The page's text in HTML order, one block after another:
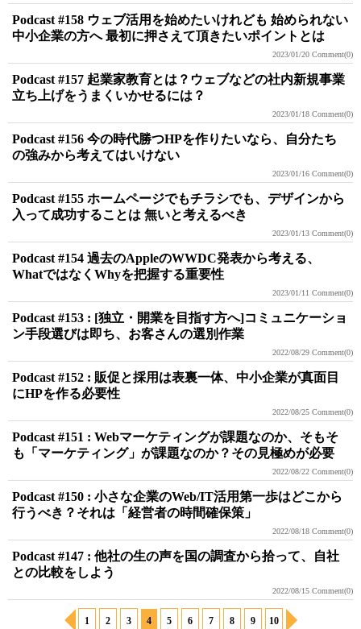
Podcast #158 ウェブ活用を始めたいけれども 始められない
中小企業の方へ 最初に押さえて頂きたいポイントとは
2023/01/20 Comment(0)
Podcast #157 起業家教育とは？ウェブなどの社内新規事業
立ち上げをうまくいかせるには？
2023/01/18 Comment(0)
Podcast #156 今の時代勝つHPを作りたいなら、自分たち
の強みから考えてはいけない
2023/01/16 Comment(0)
Podcast #155 ホームページでもチラシでも、デザインから
入って成功することは 無いと考えるべき
2023/01/13 Comment(0)
Podcast #154 過去のAppleのWWDC発表から考える、
WhatではなくWhyを把握する重要性
2023/01/11 Comment(0)
Podcast #153 : [独立・開業を目指す方へ]コミュニケーショ
ン手段選びは即ち、お客さんの選別作業
2022/08/29 Comment(0)
Podcast #152 : 販促と採用は表裏一体、中小企業が真面目
にHPを作る必要性
2022/08/25 Comment(0)
Podcast #151 : Webマーケティングが課題なのか、そもそ
も「マーケティング」が課題なのか？その見極めが必要
2022/08/22 Comment(0)
Podcast #150 : 小さな企業のWeb/IT活用第一歩はどこから
行うべき？それは「経営者の時間確保策」
2022/08/18 Comment(0)
Podcast #147 : 他社の生の声を国の調査から拾って、自社
との比較をしよう
2022/08/15 Comment(0)
1 2 3 4 5 6 7 8 9 10